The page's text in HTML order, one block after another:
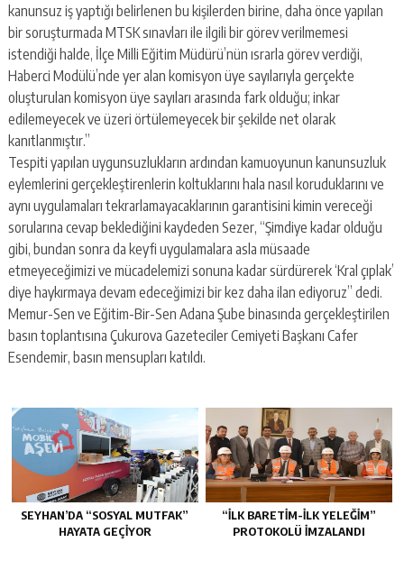
kanunsuz iş yaptığı belirlenen bu kişilerden birine, daha önce yapılan
bir soruşturmada MTSK sınavları ile ilgili bir görev verilmemesi
istendiği halde, İlçe Milli Eğitim Müdürü’nün ısrarla görev verdiği,
Haberci Modülü’nde yer alan komisyon üye sayılarıyla gerçekte
oluşturulan komisyon üye sayıları arasında fark olduğu; inkar
edilemeyecek ve üzeri örtülemeyecek bir şekilde net olarak
kanıtlanmıştır.”
Tespiti yapılan uygunsuzlukların ardından kamuoyunun kanunsuzluk
eylemlerini gerçekleştirenlerin koltuklarını hala nasıl koruduklarını ve
aynı uygulamaları tekrarlamayacaklarının garantisini kimin vereceği
sorularına cevap beklediğini kaydeden Sezer, “Şimdiye kadar olduğu
gibi, bundan sonra da keyfi uygulamalara asla müsaade
etmeyeceğimizi ve mücadelemizi sonuna kadar sürdürerek ‘Kral çıplak’
diye haykırmaya devam edeceğimizi bir kez daha ilan ediyoruz” dedi.
Memur-Sen ve Eğitim-Bir-Sen Adana Şube binasında gerçekleştirilen
basın toplantısına Çukurova Gazeteciler Cemiyeti Başkanı Cafer
Esendemir, basın mensupları katıldı.
SEYHAN’DA “SOSYAL MUTFAK”
HAYATA GEÇİYOR
“İLK BARETİM-İLK YELEĞİM”
PROTOKOLÜ İMZALANDI